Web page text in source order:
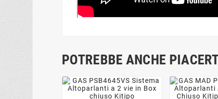
POTREBBE ANCHE